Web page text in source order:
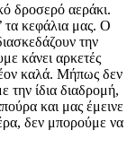
δροσερό αεράκι.
τα κεφάλια μας. Ο
την
κάνει αρκετές
καλά. Μήπως δεν
ίδια διαδρομή,
και μας έμεινε
δεν μπορούμε να